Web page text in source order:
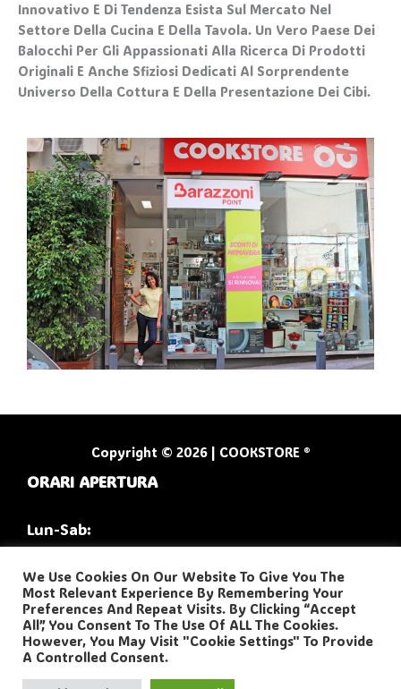
Innovativo E Di Tendenza Esista Sul Mercato Nel
Settore Della Cucina E Della Tavola. Un Vero Paese Dei
Balocchi Per Gli Appassionati Alla Ricerca Di Prodotti
Originali E Anche Sfiziosi Dedicati Al Sorprendente
Universo Della Cottura E Della Presentazione Dei Cibi.
Copyright © 2026 | COOKSTORE ®
ORARI APERTURA
Lun-Sab:
9:30/13:00
16:30/20:00
We Use Cookies On Our Website To Give You The
Most Relevant Experience By Remembering Your
Preferences And Repeat Visits. By Clicking “Accept
All”, You Consent To The Use Of ALL The Cookies.
However, You May Visit "Cookie Settings" To Provide
A Controlled Consent.